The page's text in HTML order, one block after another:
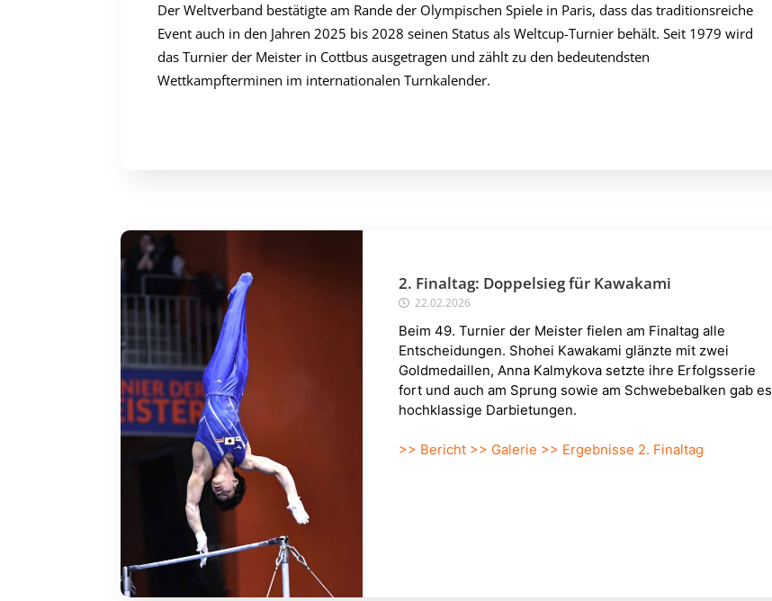
Der Weltverband bestätigte am Rande der Olympischen Spiele in Paris, dass das traditionsreiche
Event auch in den Jahren 2025 bis 2028 seinen Status als Weltcup-Turnier behält. Seit 1979 wird
das Turnier der Meister in Cottbus ausgetragen und zählt zu den bedeutendsten
Wettkampfterminen im internationalen Turnkalender.
2. Finaltag: Doppelsieg für Kawakami
22.02.2026
Beim 49. Turnier der Meister fielen am Finaltag alle
Entscheidungen. Shohei Kawakami glänzte mit zwei
Goldmedaillen, Anna Kalmykova setzte ihre Erfolgsserie
fort und auch am Sprung sowie am Schwebebalken gab es
hochklassige Darbietungen.
>> Bericht >> Galerie >> Ergebnisse 2. Finaltag